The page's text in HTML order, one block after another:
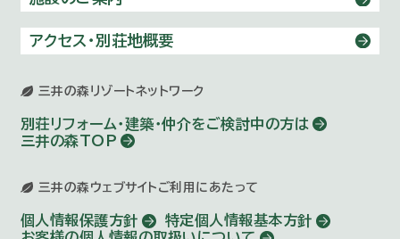
アクセス・別荘地概要
三井の森リゾートネットワーク
別荘リフォーム・建築・仲介をご検討中の方は
三井の森TOP
三井の森ウェブサイトご利用にあたって
個人情報保護方針
特定個人情報基本方針